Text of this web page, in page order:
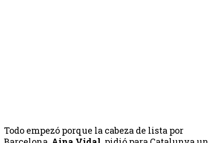
Todo empezó porque la cabeza de lista por